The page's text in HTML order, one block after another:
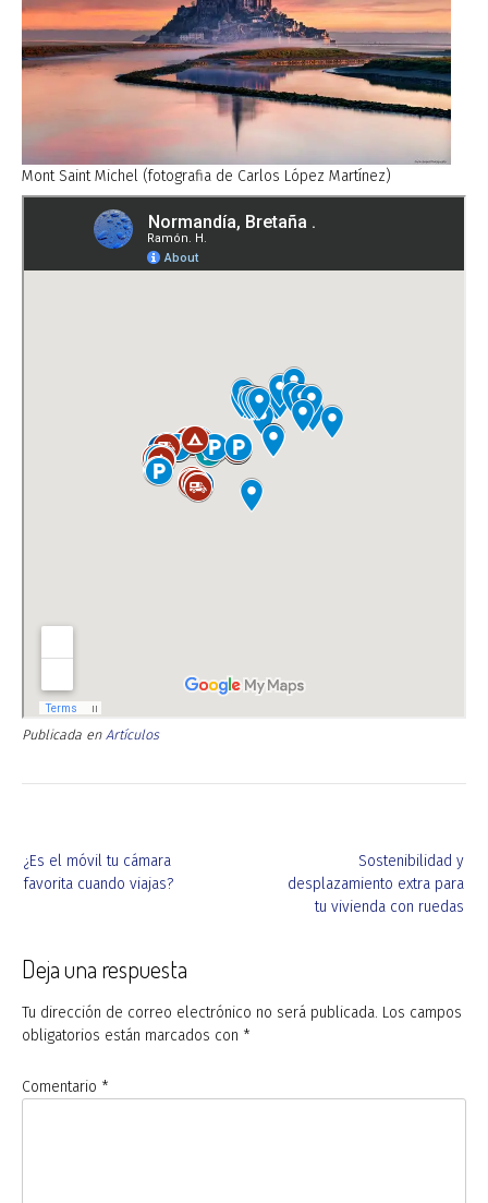
Mont Saint Michel (fotografia de Carlos López Martínez)
Publicada en Artículos
de
entradas
Sostenibilidad y
desplazamiento extra para
tu vivienda con ruedas
¿Es el móvil tu cámara
favorita cuando viajas?
Deja una respuesta
Tu dirección de correo electrónico no será publicada. Los campos
obligatorios están marcados con *
Comentario *